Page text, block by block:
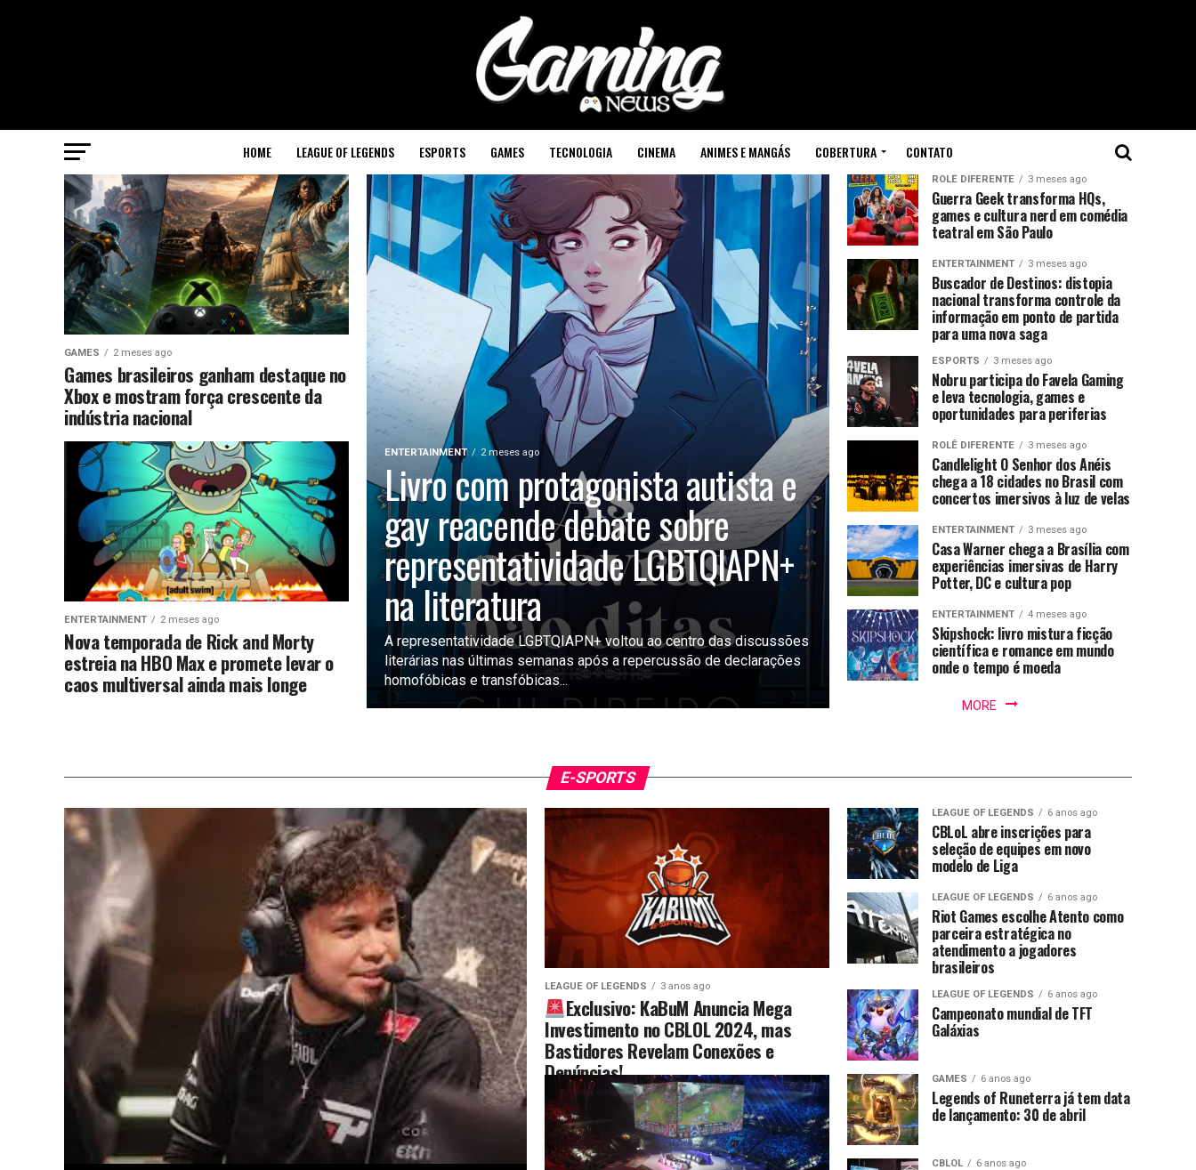
HOME LEAGUE OF LEGENDS ESPORTS GAMES TECNOLOGIA CINEMA ANIMES E MANGÁS COBERTURA CONTATO
ENTERTAINMENT 2 meses ago
Livro com protagonista autista e
gay reacende debate sobre
representatividade LGBTQIAPN+
na literatura
A representatividade LGBTQIAPN+ voltou ao centro das discussões
literárias nas últimas semanas após a repercussão de declarações
homofóbicas e transfóbicas...
GAMES 2 meses ago
Games brasileiros ganham destaque no
Xbox e mostram força crescente da
indústria nacional
ENTERTAINMENT 2 meses ago
Nova temporada de Rick and Morty
estreia na HBO Max e promete levar o
caos multiversal ainda mais longe
ROLÊ DIFERENTE 3 meses ago
Guerra Geek transforma HQs,
games e cultura nerd em comédia
teatral em São Paulo
ENTERTAINMENT 3 meses ago
Buscador de Destinos: distopia
nacional transforma controle da
informação em ponto de partida
para uma nova saga
ESPORTS 3 meses ago
Nobru participa do Favela Gaming
e leva tecnologia, games e
oportunidades para periferias
ROLÊ DIFERENTE 3 meses ago
Candlelight O Senhor dos Anéis
chega a 18 cidades no Brasil com
concertos imersivos à luz de velas
ENTERTAINMENT 3 meses ago
Casa Warner chega a Brasília com
experiências imersivas de Harry
Potter, DC e cultura pop
ENTERTAINMENT 4 meses ago
Skipshock: livro mistura ficção
científica e romance em mundo
onde o tempo é moeda
MORE
E-SPORTS
LEAGUE OF LEGENDS 3 anos ago
Exclusivo: KaBuM Anuncia Mega
Investimento no CBLOL 2024, mas
Bastidores Revelam Conexões e
Denúncias!
LEAGUE OF LEGENDS 6 anos ago
CBLoL abre inscrições para
seleção de equipes em novo
modelo de Liga
LEAGUE OF LEGENDS 6 anos ago
Riot Games escolhe Atento como
parceira estratégica no
atendimento a jogadores
brasileiros
LEAGUE OF LEGENDS 6 anos ago
Campeonato mundial de TFT
Galáxias
GAMES 6 anos ago
Legends of Runeterra já tem data
de lançamento: 30 de abril
CBLOL 6 anos ago